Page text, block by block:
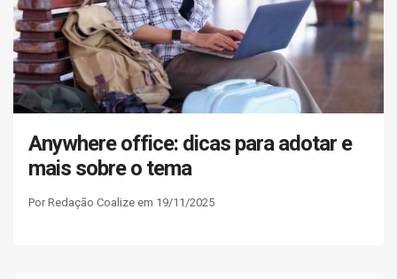
Anywhere office: dicas para adotar e
mais sobre o tema
Por Redação Coalize em 19/11/2025